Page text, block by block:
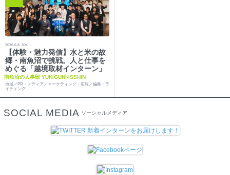
2026.6.8 304
【体験・魅力発信】水と米の故
郷・南魚沼で挑戦。人と仕事を
めぐる「越境取材インターン」
南魚沼の人事部 YUKIGUNI-ISSHIN
地域／PR・メディア／マーケティング・広報／編集・ラ
イティング
SOCIAL MEDIA ソーシャルメディア